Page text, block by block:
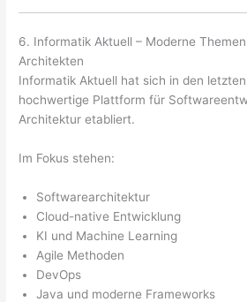
6. Informatik Aktuell – Moderne
Architekten
Informatik Aktuell hat sich in den
hochwertige Plattform für
Architektur etabliert.
Im Fokus stehen:
Softwarearchitektur
Cloud-native Entwicklung
KI und Machine Learning
Agile Methoden
DevOps
Java und moderne Frameworks